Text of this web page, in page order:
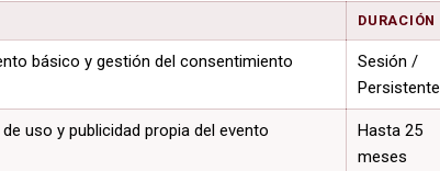
DURACIÓN
básico y gestión del consentimiento
Sesión /
Persistente
uso y publicidad propia del evento
Hasta 25
meses